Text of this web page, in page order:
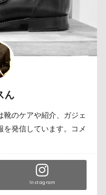
ん
靴のケアや紹介、ガジェ
を発信しています。コメ
Instagram